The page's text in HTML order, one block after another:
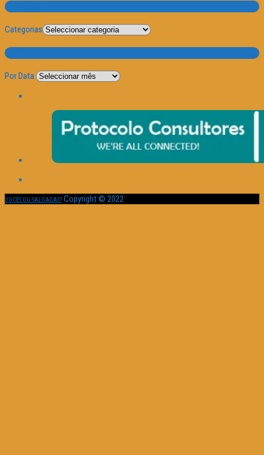
Categorias
Categorias
Por Data
Por Data
DOCES OU SALGADAS? Copyright © 2022